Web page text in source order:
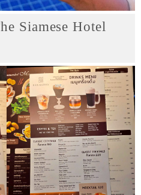
Siamese Hotel